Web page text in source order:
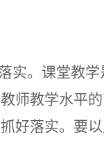
实。 课堂教学
师教学水平
好落实。要